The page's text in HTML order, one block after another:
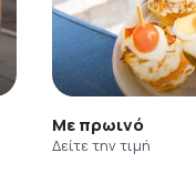
Με πρωινό
Δείτε την τιμή